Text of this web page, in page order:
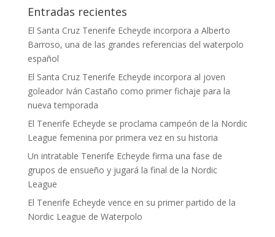
Entradas recientes
El Santa Cruz Tenerife Echeyde incorpora a Alberto
Barroso, una de las grandes referencias del waterpolo
español
El Santa Cruz Tenerife Echeyde incorpora al joven
goleador Iván Castaño como primer fichaje para la
nueva temporada
El Tenerife Echeyde se proclama campeón de la Nordic
League femenina por primera vez en su historia
Un intratable Tenerife Echeyde firma una fase de
grupos de ensueño y jugará la final de la Nordic
League
El Tenerife Echeyde vence en su primer partido de la
Nordic League de Waterpolo